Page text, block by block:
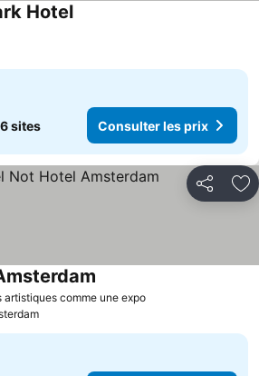
Hotel
6 sites Consulter les prix
Partager
artistiques comme une expo